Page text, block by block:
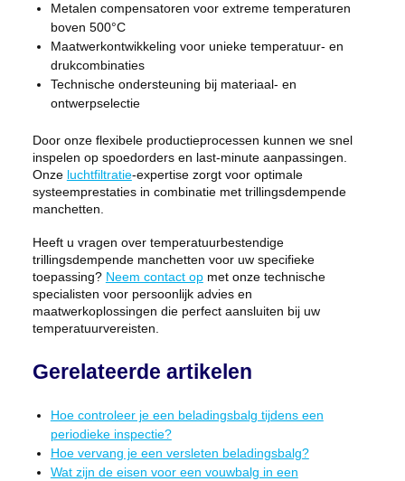
Metalen compensatoren voor extreme temperaturen
boven 500°C
Maatwerkontwikkeling voor unieke temperatuur- en
drukcombinaties
Technische ondersteuning bij materiaal- en
ontwerpselectie
Door onze flexibele productieprocessen kunnen we snel
inspelen op spoedorders en last-minute aanpassingen.
Onze luchtfiltratie-expertise zorgt voor optimale
systeemprestaties in combinatie met trillingsdempende
manchetten.
Heeft u vragen over temperatuurbestendige
trillingsdempende manchetten voor uw specifieke
toepassing? Neem contact opmet onze technische
specialisten voor persoonlijk advies en
maatwerkoplossingen die perfect aansluiten bij uw
temperatuurvereisten.
Gerelateerde artikelen
Hoe controleer je een beladingsbalg tijdens een
periodieke inspectie?
Hoe vervang je een versleten beladingsbalg?
Wat zijn de eisen voor een vouwbalg in een